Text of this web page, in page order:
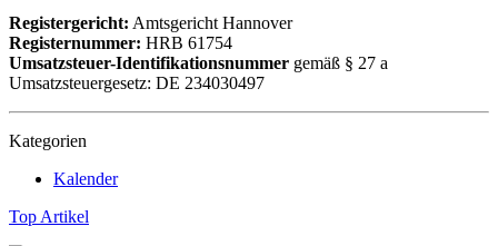
Registergericht: Amtsgericht Hannover
Registernummer: HRB 61754
Umsatzsteuer-Identifikationsnummer gemäß § 27 a
Umsatzsteuergesetz: DE 234030497
Kategorien
Kalender
Top Artikel